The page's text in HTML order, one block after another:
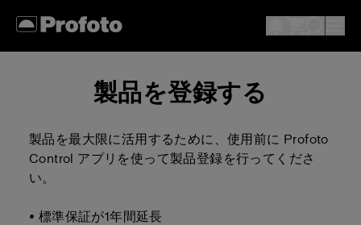
製品を登録する
製品を最大限に活用するために、使用前に Profoto
Control アプリを使って製品登録を行ってくださ
い。
• 標準保証が1年間延長